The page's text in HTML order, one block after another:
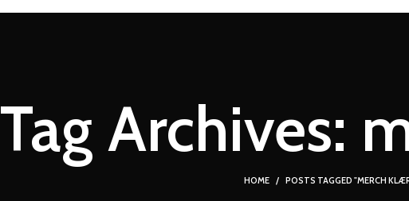
Tag Archives:
HOME POSTS TAGGED "MERCH